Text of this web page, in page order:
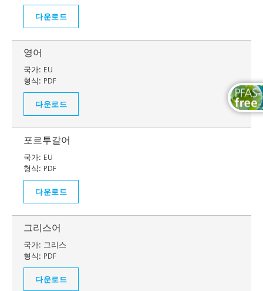
다운로드
영어
국가: EU
형식: PDF
다운로드
포르투갈어
국가: EU
형식: PDF
다운로드
그리스어
국가: 그리스
형식: PDF
다운로드